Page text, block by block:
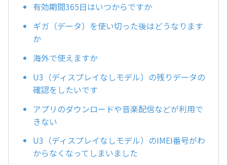
有効期間365日はいつからですか
ギガ（データ）を使い切った後はどうなります
か
海外で使えますか
U3（ディスプレイなしモデル）の残りデータの
確認をしたいです
アプリのダウンロードや音楽配信などが利用で
きない
U3（ディスプレイなしモデル）のIMEI番号がわ
からなくなってしまいました